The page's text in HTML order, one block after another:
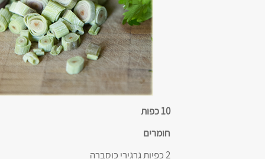
10 כפות
חומרים
2 כפיות גרגירי כוסברה